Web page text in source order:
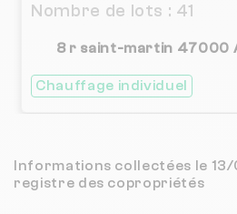
Nombre de lots : 41
8 r saint-martin 47000
Chauffage individuel
31 r alsace lorraine
Informations collectées le
registre des copropriétés